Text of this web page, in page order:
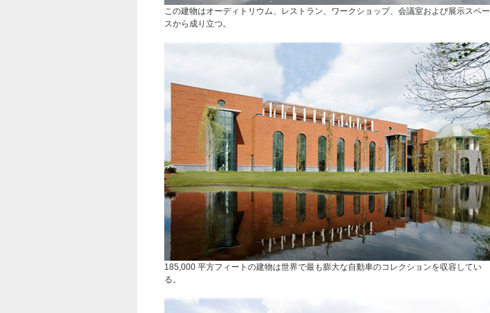
この建物はオーディトリウム、レストラン、ワークショップ、会議室および展示スペー
スから成り立つ。
185,000 平方フィートの建物は世界で最も膨大な自動車のコレクションを収容してい
る。